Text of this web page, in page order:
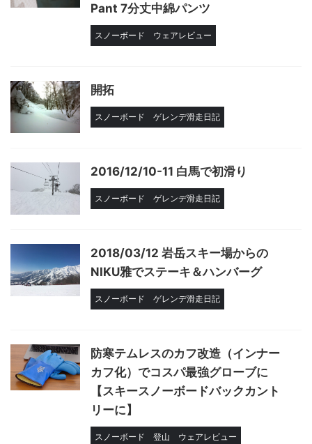
Pant 7分丈中綿パンツ
スノーボード ウェアレビュー
開拓
スノーボード ゲレンデ滑走日記
2016/12/10-11 白馬で初滑り
スノーボード ゲレンデ滑走日記
2018/03/12 岩岳スキー場からの
NIKU雅でステーキ＆ハンバーグ
スノーボード ゲレンデ滑走日記
防寒テムレスのカフ改造（インナー
カフ化）でコスパ最強グローブに
【スキースノーボードバックカント
リーに】
スノーボード 登山 ウェアレビュー